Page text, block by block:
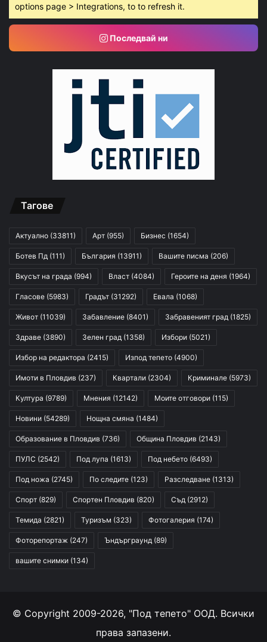
options page > Integrations, to to refresh it.
Последвай ни
Тагове
Актуално (33811) Арт (955) Бизнес (1654)
Ботев Пд (111) България (13911) Вашите писма (206)
Вкусът на града (994) Власт (4084) Героите на деня (1964)
Гласове (5983) Градът (31292) Евала (1068)
Живот (11039) Забавление (8401) Забравеният град (1825)
Здраве (3890) Зелен град (1358) Избори (5021)
Избор на редактора (2415) Изпод тепето (4900)
Имоти в Пловдив (237) Квартали (2304) Криминале (5973)
Култура (9789) Мнения (12142) Моите отговори (115)
Новини (54289) Нощна смяна (1484)
Образование в Пловдив (736) Община Пловдив (2143)
ПУЛС (2542) Под лупа (1613) Под небето (6493)
Под ножа (2745) По следите (123) Разследване (1313)
Спорт (829) Спортен Пловдив (820) Съд (2912)
Темида (2821) Туризъм (323) Фотогалерия (174)
Фоторепортаж (247) Ъндърграунд (89)
вашите снимки (134)
© Copyright 2009-2026, "Под тепето" ООД. Всички
права запазени.